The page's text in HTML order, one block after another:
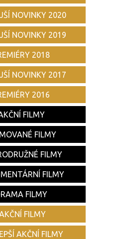
NOVINKY 2020
NOVINKY 2019
2018
NOVINKY 2017
2016
FILMY
FILMY
FILMY
FILMY
FILMY
FILMY
AKČNÍ FILMY